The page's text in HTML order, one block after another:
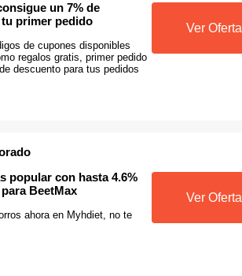
un 7% de
primer pedido
de cupones disponibles
regalos gratis, primer pedido
descuento para tus pedidos
Ver Oferta
popular con hasta 4.6%
BeetMax
ahora en Myhdiet, no te
Ver Oferta